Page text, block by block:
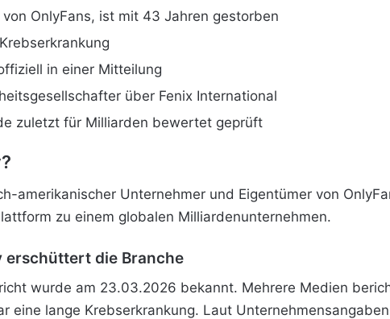
OnlyFans, ist mit 43 Jahren gestorben
in einer Mitteilung
über Fenix International
zuletzt für Milliarden bewertet geprüft
amerikanischer Unternehmer und Eigentümer von
zu einem globalen Milliardenunternehmen.
erschüttert die Branche
wurde am 23.03.2026 bekannt. Mehrere Medien
eine lange Krebserkrankung. Laut